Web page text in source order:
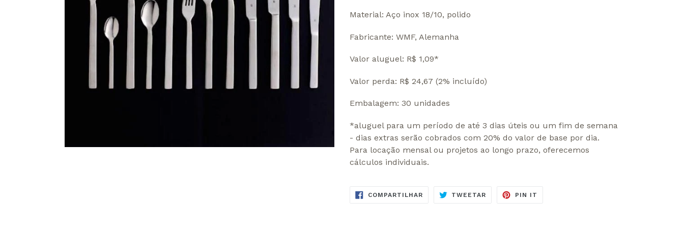
Material: Aço inox 18/10, polido
Fabricante: WMF, Alemanha
Valor aluguel: R$ 1,09*
Valor perda: R$ 24,67 (2% incluído)
Embalagem: 30 unidades
*aluguel para um período de até 3 dias úteis ou um fim de semana
- dias extras serão cobrados com 20% do valor de base por dia.
Para locação mensal ou projetos ao longo prazo, oferecemos
cálculos individuais.
COMPARTILHARCOMPARTILHE
NO
TWEETAR TUITE
PIN IT